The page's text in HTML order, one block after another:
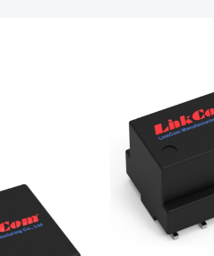
射频磁性元件
平板變壓器